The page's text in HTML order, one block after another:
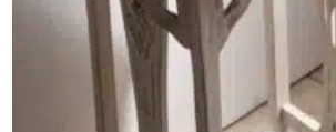
AJOUTER AU PANIER